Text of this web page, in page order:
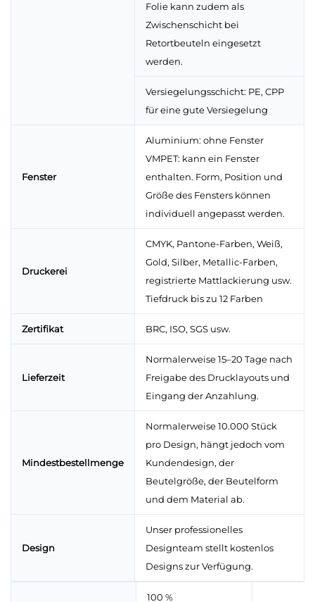
Folie kann zudem als
Zwischenschicht bei
Retortbeuteln eingesetzt
werden.
Versiegelungsschicht: PE, CPP
für eine gute Versiegelung
Fenster
Aluminium: ohne Fenster
VMPET: kann ein Fenster
enthalten. Form, Position und
Größe des Fensters können
individuell angepasst werden.
Druckerei
CMYK, Pantone-Farben, Weiß,
Gold, Silber, Metallic-Farben,
registrierte Mattlackierung usw.
Tiefdruck bis zu 12 Farben
Zertifikat BRC, ISO, SGS usw.
Lieferzeit
Normalerweise 15–20 Tage nach
Freigabe des Drucklayouts und
Eingang der Anzahlung.
Mindestbestellmenge
Normalerweise 10.000 Stück
pro Design, hängt jedoch vom
Kundendesign, der
Beutelgröße, der Beutelform
und dem Material ab.
Design
Unser professionelles
Designteam stellt kostenlos
Designs zur Verfügung.
100 %